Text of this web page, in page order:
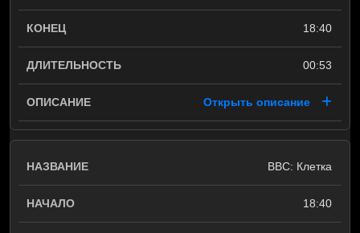
18:40
00:53
Открыть описание
BBC: Клетка
18:40